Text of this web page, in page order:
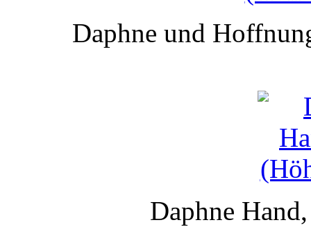
Daphne und
Daphne